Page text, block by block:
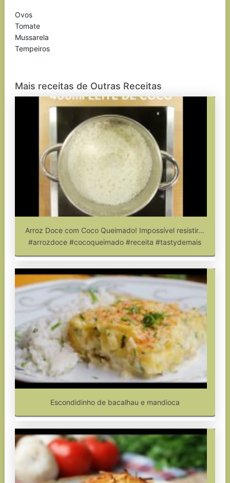
Ovos
Tomate
Mussarela
Tempeiros
Mais receitas de Outras Receitas
Arroz Doce com Coco Queimado! Impossível resistir…
#arrozdoce #cocoqueimado #receita #tastydemais
Escondidinho de bacalhau e mandioca